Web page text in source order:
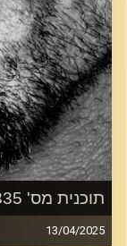
תוכנית מס' 335
13/04/2025